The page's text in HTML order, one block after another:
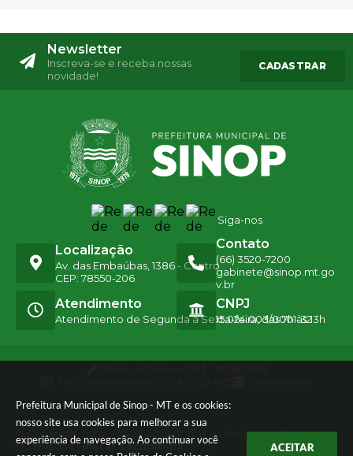
Prefeitura Municipal de Sinop - MT e os cookies:
nosso site usa cookies para melhorar a sua
experiência de navegação. Ao continuar você
ACEITAR
Newsletter
Inscreva-se e receba nossas
novidade!
CADASTRAR
Siga-nos
Localização
Av. das Embaúbas, 1386 - Centro
CEP: 78550-206
Contato
(66) 3520-7200
gabinete@sinop.mt.go
v.br
Atendimento
Atendimento de Segunda a Sexta-feira, das 7h às 13h
CNPJ
15.024.003/0001-32
© Copyright Instar - 2006-2026. Todos os direitos
reservados - Instar Tecnologia